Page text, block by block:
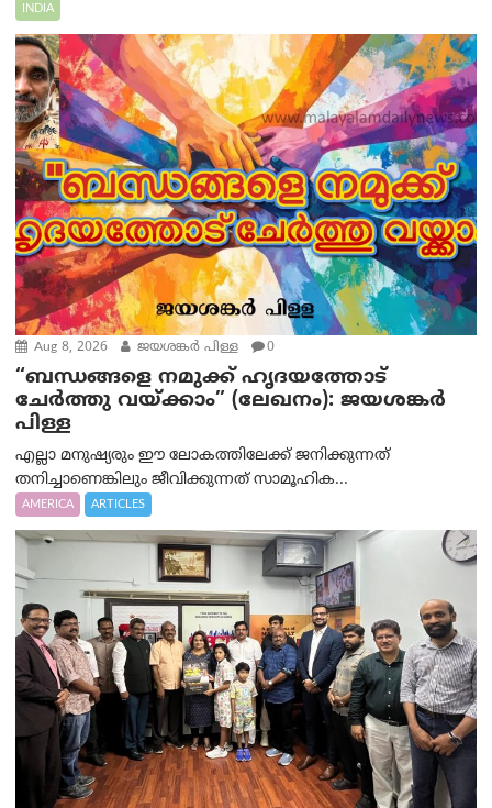
INDIA
Aug 8, 2026 ജയശങ്കര്‍ പിള്ള 0
“ബന്ധങ്ങളെ നമുക്ക് ഹൃദയത്തോട്
ചേർത്തു വയ്ക്കാം” (ലേഖനം): ജയശങ്കര്‍
പിള്ള
എല്ലാ മനുഷ്യരും ഈ ലോകത്തിലേക്ക് ജനിക്കുന്നത്
തനിച്ചാണെങ്കിലും ജീവിക്കുന്നത് സാമൂഹിക...
AMERICA ARTICLES